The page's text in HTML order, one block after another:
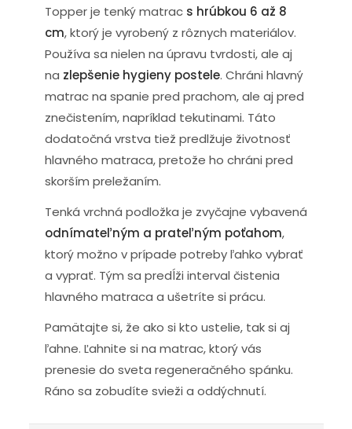
Topper je tenký matrac s hrúbkou 6 až 8
cm, ktorý je vyrobený z rôznych materiálov.
Používa sa nielen na úpravu tvrdosti, ale aj
na zlepšenie hygieny postele. Chráni hlavný
matrac na spanie pred prachom, ale aj pred
znečistením, napríklad tekutinami. Táto
dodatočná vrstva tiež predlžuje životnosť
hlavného matraca, pretože ho chráni pred
skorším preležaním.
Tenká vrchná podložka je zvyčajne vybavená
odnímateľným a prateľným poťahom,
ktorý možno v prípade potreby ľahko vybrať
a vyprať. Tým sa predĺži interval čistenia
hlavného matraca a ušetríte si prácu.
Pamätajte si, že ako si kto ustelie, tak si aj
ľahne. Ľahnite si na matrac, ktorý vás
prenesie do sveta regeneračného spánku.
Ráno sa zobudíte svieži a oddýchnutí.